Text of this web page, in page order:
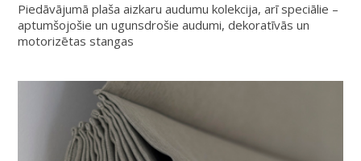
Piedāvājumā plaša aizkaru audumu kolekcija, arī speciālie –
aptumšojošie un ugunsdrošie audumi, dekoratīvās un
motorizētas stangas